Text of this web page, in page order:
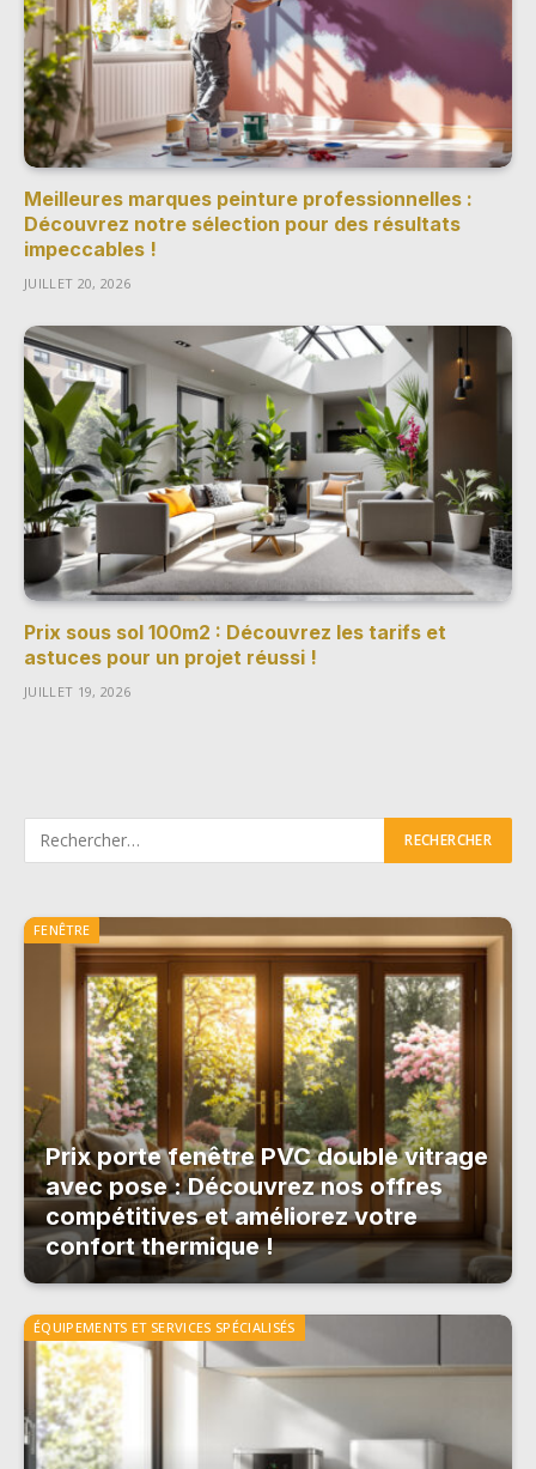
Meilleures marques peinture professionnelles :
Découvrez notre sélection pour des résultats
impeccables !
JUILLET 20, 2026
Prix sous sol 100m2 : Découvrez les tarifs et
astuces pour un projet réussi !
JUILLET 19, 2026
FENÊTRE
Prix porte fenêtre PVC double vitrage
avec pose : Découvrez nos offres
compétitives et améliorez votre
confort thermique !
ÉQUIPEMENTS ET SERVICES SPÉCIALISÉS